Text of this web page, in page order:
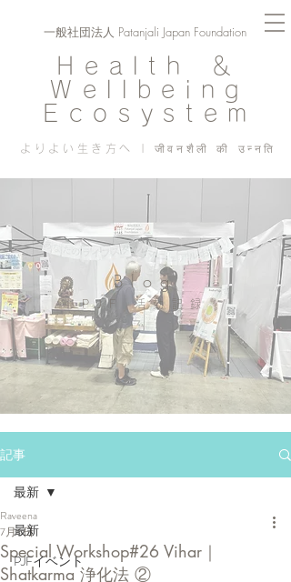
Health ＆
Wellbeing
Ecosystem
よりよい生き方へ | जीवनशैली की उन्नति
一般社団法人 Patanjali Japan Foundation
Blog
PJF ​活動記録
記事
最新
PJFイベント
最新
Special Workshop#26 Vihar｜
Shatkarma 浄化法 ②
Raveena
7月6日